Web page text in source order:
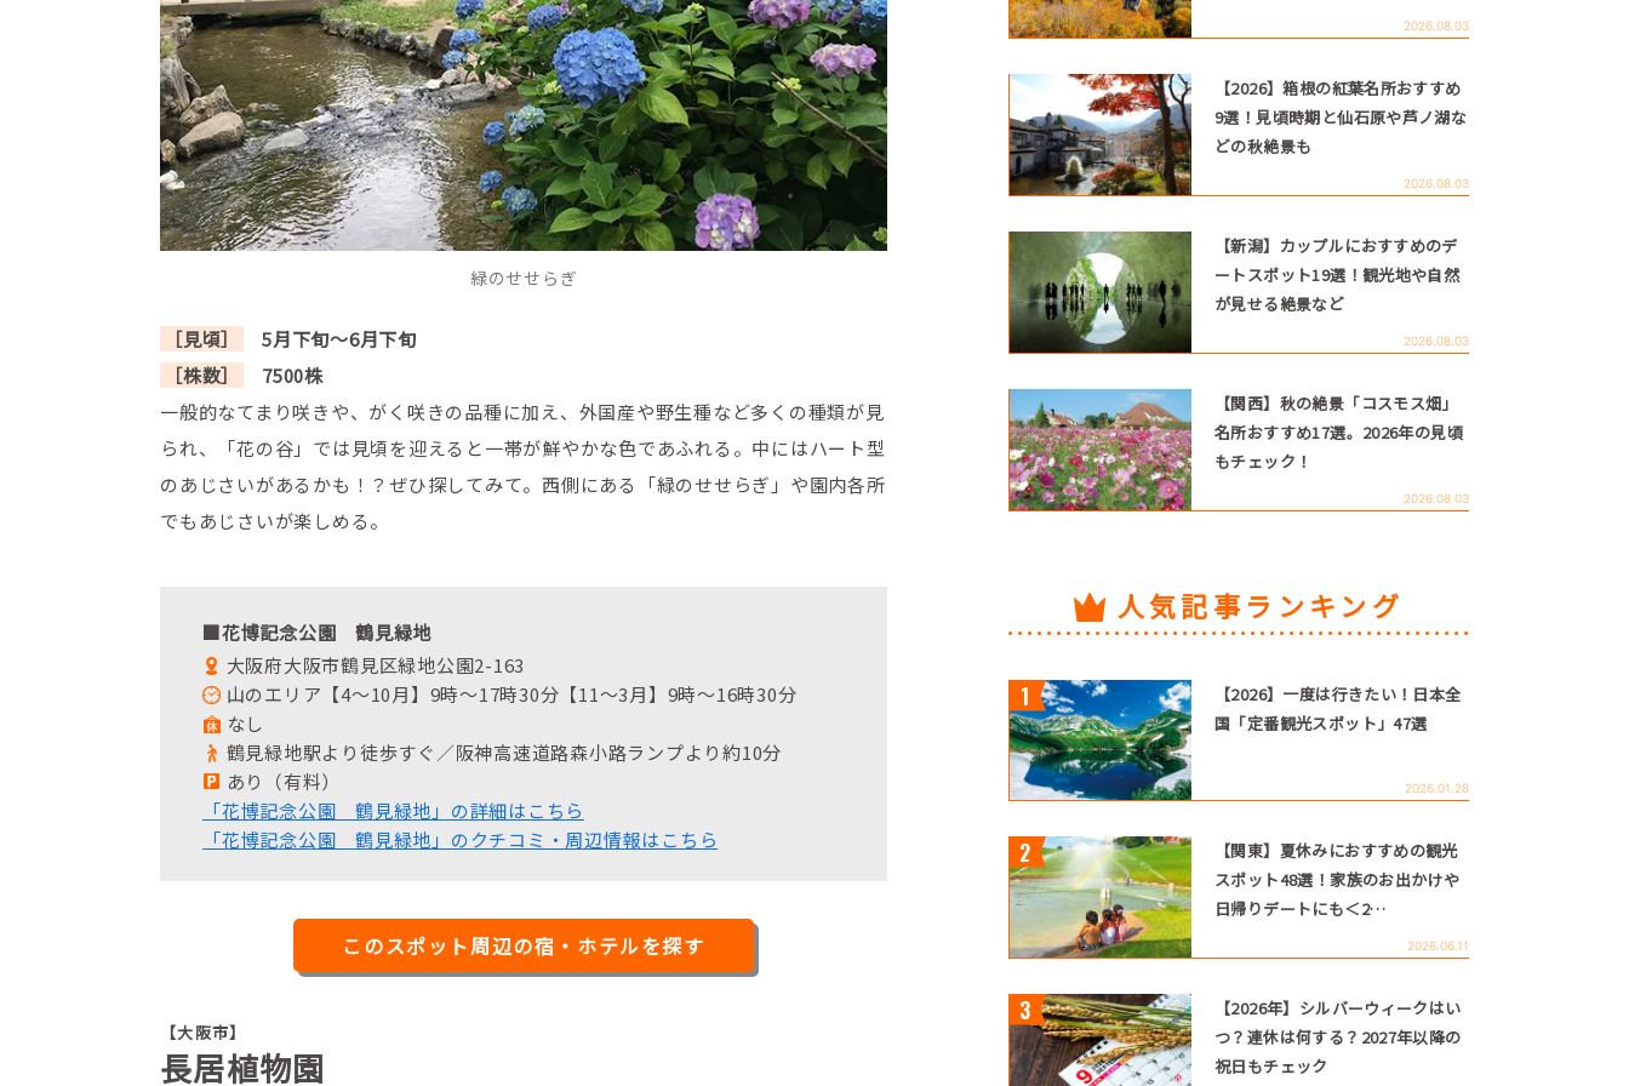
緑のせせらぎ
［見頃］
5月下旬～6月下旬
［株数］
7500株
一般的なてまり咲きや、がく咲きの品種に加え、外国産や野生種など多くの種類が見
られ、「花の谷」では見頃を迎えると一帯が鮮やかな色であふれる。中にはハート型
のあじさいがあるかも！？ぜひ探してみて。西側にある「緑のせせらぎ」や園内各所
でもあじさいが楽しめる。
■花博記念公園 鶴見緑地
大阪府大阪市鶴見区緑地公園2-163
山のエリア【4～10月】9時～17時30分【11～3月】9時～16時30分
なし
鶴見緑地駅より徒歩すぐ／阪神高速道路森小路ランプより約10分
あり（有料）
「花博記念公園 鶴見緑地」の詳細はこちら
「花博記念公園 鶴見緑地」のクチコミ・周辺情報はこちら
このスポット周辺の宿・ホテルを探す
【大阪市】
長居植物園
2026.08.03
【2026】箱根の紅葉名所おすすめ
9選！見頃時期と仙石原や芦ノ湖な
どの秋絶景も
2026.08.03
【新潟】カップルにおすすめのデ
ートスポット19選！観光地や自然
が見せる絶景など
2026.08.03
【関西】秋の絶景「コスモス畑」
名所おすすめ17選。2026年の見頃
もチェック！
2026.08.03
人気記事ランキング
【2026】一度は行きたい！日本全
国「定番観光スポット」47選
2026.01.28
【関東】夏休みにおすすめの観光
スポット48選！家族のお出かけや
日帰りデートにも＜2…
2026.06.11
【2026年】シルバーウィークはい
つ？連休は何する？2027年以降の
祝日もチェック